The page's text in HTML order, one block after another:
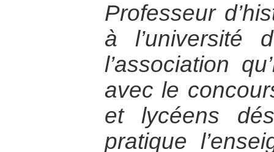
Professeur
à l’université
l’association
avec le
et lycéens
pratique